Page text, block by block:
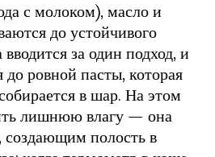
с молоком), масло и
до устойчивого
за один подход, и
ровной пасты, которая
в шар. На этом
лишнюю влагу — она
создающим полость в